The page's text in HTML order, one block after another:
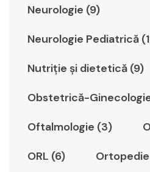
Neurologie (9)
Neurologie Pediatrică
Nutriție și dietetică (9)
Obstetrică-
Oftalmologie (3)
ORL (6)
Ortopedie